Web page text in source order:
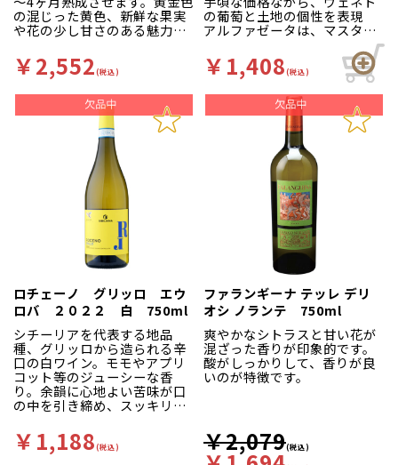
み、歴史、文化、食事に魅力
と可能性を感じただけでな
く、この地には多くのブドウ
レンジできる。プリミティー
ヴォ、ネグロアマーロ、アリ
アニコなどはそれぞれに最上
級のワインを造り出せる可能
性がある。」と語っており、
土壌の特徴が異なる２つのエ
ステートからハイクオリティ
なプーリア産のワインを生み
出しています。 トルマレスカ
では、「エレガントかつトッ
プクオリティのプーリア産ワ
インを造る」という信念の
下、アンティノリがウンブリ
アで培った経験と技術を駆使
し、土着品種を用いたワイン
る火山性土壌のボッカ・デ
ィ・ルポとアドリア海沿いに
位置する粘土質の土壌のマッ
セリア・マイメという２つの
エステートでブドウ栽培を行
っています。 これらのエステ
ートではブドウの栽培方法も
異なり、ボッカ・ディ・ルポ
では全てオーガニック栽培、
ルベレッロ」というプーリア
の伝統方法を採用。こちらの
の混じった黄色、新鮮な果実
や花の少し甘さのある魅力的
な香り、口の中ではアーモン
ドの風味が感じられます。フ
ルーティさとすっきり感があ
￥2,552(税込)
の葡萄と土地の個性を表現
アルファゼータは、マスター
オブ ワインであるデイヴィッ
ド グリーヴ氏と、ニュージー
ランド出身の醸造家マット ト
ムソン氏が立ち上げたブラン
ドです。マットが常駐し、多
くの仕事をします。畑はすべ
て条件の良い斜面の畑で、さ
らに収穫量の制限や遅摘みに
よる完熟した葡萄の収穫な
ど、栽培も指導します。
収穫時には二つのカンティー
ナの畑から、良い葡萄を選び
ます。農夫達とは、「品質の
高い葡萄を造れば必ず買い取
ってもらえる」という信頼関
係を築き上げています。ヴァ
ルパンティーナの農協長ル
カ デガーニは、「葡萄を選
ばせるということはとても特
別なことで、マット トムソ
ンと私の人間的な関係がある
から」と話しています。
また、設備を全てレンタルで
ワイン用葡萄は、カンティー
ナに運んで、すぐ他よりも低
￥1,408(税込)
ロチェーノ グリッロ エウ
ロバ ２０２２ 白 750ml
シチーリアを代表する地品
種、グリッロから造られる辛
口の白ワイン。モモやアプリ
コット等のジューシーな香
り。余韻に心地よい苦味が口
の中を引き締め、スッキリと
￥1,188(税込)
ファランギーナ テッレ デリ
オシ ノランテ 750ml
爽やかなシトラスと甘い花が
混ざった香りが印象的です。
酸がしっかりして、香りが良
いのが特徴です。
￥2,079(税込)